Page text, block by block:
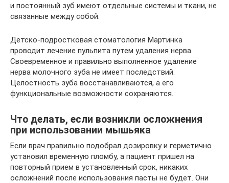
и постоянный зуб имеют отдельные системы и ткани, не
связанные между собой.
Детско-подростковая стоматология Мартинка
проводит лечение пульпита путем удаления нерва.
Своевременное и правильно выполненное удаление
нерва молочного зуба не имеет последствий.
Целостность зуба восстанавливаются, а его
функциональные возможности сохраняются.
Что делать, если возникли осложнения
при использовании мышьяка
Если врач правильно подобрал дозировку и герметично
установил временную пломбу, а пациент пришел на
повторный прием в установленный срок, никаких
осложнений после использования пасты не будет. Они